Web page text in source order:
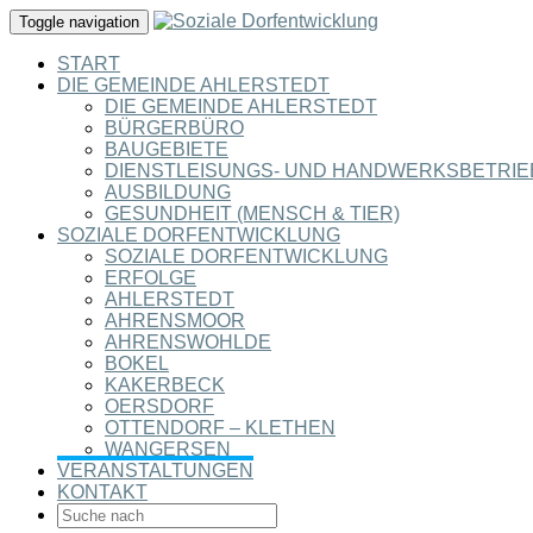
Toggle navigation
START
DIE GEMEINDE AHLERSTEDT
DIE GEMEINDE AHLERSTEDT
BÜRGERBÜRO
BAUGEBIETE
DIENSTLEISUNGS- UND
AUSBILDUNG
GESUNDHEIT (MENSCH & TIER)
SOZIALE DORFENTWICKLUNG
SOZIALE DORFENTWICKLUNG
ERFOLGE
AHLERSTEDT
AHRENSMOOR
AHRENSWOHLDE
BOKEL
KAKERBECK
OERSDORF
OTTENDORF – KLETHEN
WANGERSEN
VERANSTALTUNGEN
KONTAKT
SEARCH